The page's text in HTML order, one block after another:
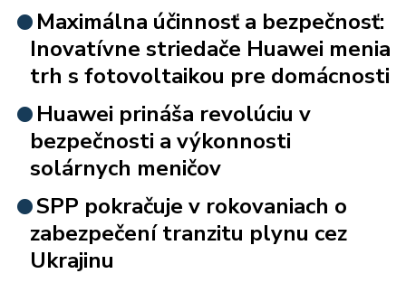
Maximálna účinnosť a bezpečnosť:
Inovatívne striedače Huawei menia
trh s fotovoltaikou pre domácnosti
Huawei prináša revolúciu v
bezpečnosti a výkonnosti
solárnych meničov
SPP pokračuje v rokovaniach o
zabezpečení tranzitu plynu cez
Ukrajinu